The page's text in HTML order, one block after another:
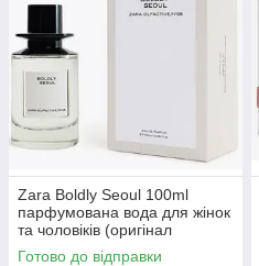
Zara Boldly Seoul 100ml
парфумована вода для жінок
та чоловіків (оригінал
оригінал Іспанія)
Готово до відправки